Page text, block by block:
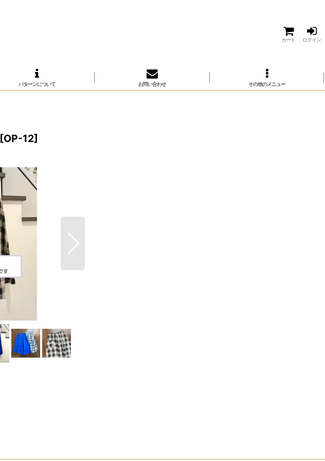
カート ログイン
パターンについて お問い合わせ その他のメニュー
[OP-12]